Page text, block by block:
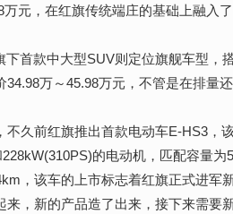
万元，在红旗传统端庄的基础上融入
款中大型SUV则定位旗舰车型，
34.98万～45.98万元，不管是在排量
久前红旗推出首款电动车E-HS3，
的电动机，匹配容量
，该车的上市标志着红旗正式进军
，新的产品造了出来，接下来需要